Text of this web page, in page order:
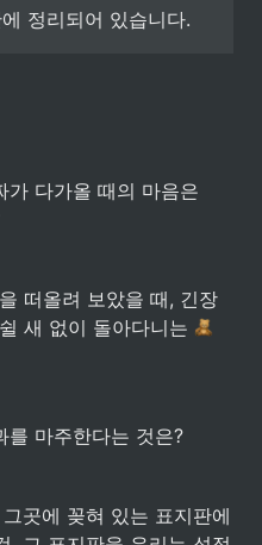
정리되어 있습니다.
가 다가올 때의 마음은
떠올려 보았을 때, 긴장
새 없이 돌아다니는
를 마주한다는 것은?
곳에 꽂혀 있는 표지판에